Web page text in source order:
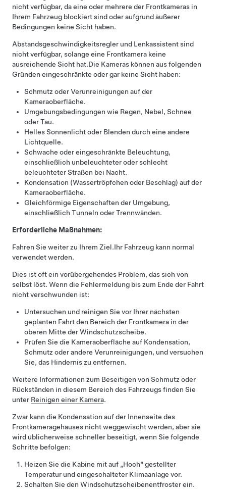
nicht verfügbar, da eine oder mehrere der Frontkameras in
Ihrem Fahrzeug blockiert sind oder aufgrund äußerer
Bedingungen keine Sicht haben.
Abstandsgeschwindigkeitsregler und Lenkassistentsind
nicht verfügbar, solange eine Frontkamera keine
ausreichende Sicht hat.Die Kameras können aus folgenden
Gründen eingeschränkte oder gar keine Sicht haben:
Schmutz oder Verunreinigungen auf der
Kameraoberfläche.
Umgebungsbedingungen wie Regen, Nebel, Schnee
oder Tau.
Helles Sonnenlicht oder Blenden durch eine andere
Lichtquelle.
Schwache oder eingeschränkte Beleuchtung,
einschließlich unbeleuchteter oder schlecht
beleuchteter Straßen bei Nacht.
Kondensation (Wassertröpfchen oder Beschlag) auf der
Kameraoberfläche.
Gleichförmige Eigenschaften der Umgebung,
einschließlich Tunneln oder Trennwänden.
Erforderliche Maßnahmen:
Fahren Sie weiter zu Ihrem Ziel.Ihr Fahrzeug kann normal
verwendet werden.
Dies ist oft ein vorübergehendes Problem, das sich von
selbst löst. Wenn die Fehlermeldung bis zum Ende der Fahrt
nicht verschwunden ist:
Untersuchen und reinigen Sie vor Ihrer nächsten
geplanten Fahrt den Bereich der Frontkamera in der
oberen Mitte der Windschutzscheibe.
Prüfen Sie die Kameraoberfläche auf Kondensation,
Schmutz oder andere Verunreinigungen, und versuchen
Sie, das Hindernis zu entfernen.
Weitere Informationen zum Beseitigen von Schmutz oder
Rückständen in diesem Bereich des Fahrzeugs finden Sie
unter Reinigen einer Kamera.
Zwar kann die Kondensation auf der Innenseite des
Frontkameragehäuses nicht weggewischt werden, aber sie
wird üblicherweise schneller beseitigt, wenn Sie folgende
Schritte befolgen:
Heizen Sie die Kabine mit auf „Hoch“ gestellter
Temperatur und eingeschalteter Klimaanlage vor.
Schalten Sie den Windschutzscheibenentfroster ein.